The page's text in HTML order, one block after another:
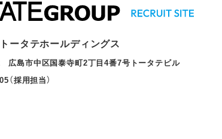
ータテホールディングス
広島市中区国泰寺町2丁目4番7号トータテビル
（採用担当）